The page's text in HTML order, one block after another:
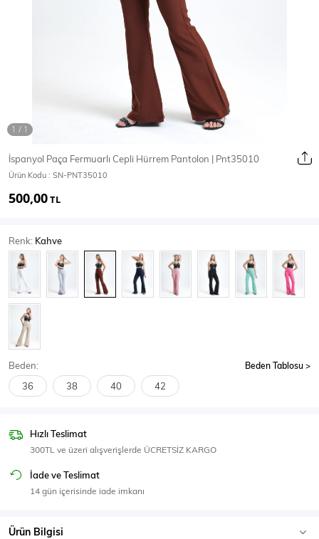
Mont & Kaban Yağmurluk
T-Shirt
Body Atlet Crop & Büstiyer
SPOR GİYİM
İspanyol Paça Fermuarlı Cepli Hürrem Pantolon | Pnt35010
Ürün Kodu : SN-PNT35010
500,00TL
Renk: Kahve
Beden: Beden Tablosu
36 38 40 42
Hızlı Teslimat
300TL ve üzeri alışverişlerde ÜCRETSİZ KARGO
İade ve Teslimat
14 gün içerisinde iade imkanı
Ürün Bilgisi